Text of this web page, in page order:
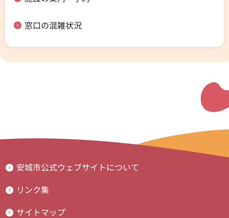
窓口の混雑状況
安城市公式ウェブサイトについて
リンク集
サイトマップ